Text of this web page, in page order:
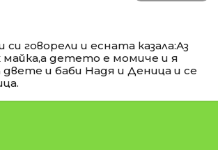
говорели и есната казала:Аз
детето е момиче и я
и баби Надя и Деница и се